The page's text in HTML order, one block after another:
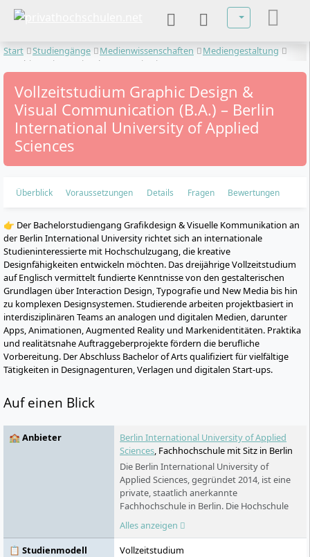
Sprache
Start Studiengänge Medienwissenschaften
Mediengestaltung
Graphic Design & Visual Communication
Vollzeitstudium Graphic Design &
Visual Communication (B.A.) – Berlin
International University of Applied
Sciences
Überblick Voraussetzungen Details Fragen Bewertungen
👉 Der Bachelorstudiengang Grafikdesign & Visuelle Kommunikation an
der Berlin International University richtet sich an internationale
Studieninteressierte mit Hochschulzugang, die kreative
Designfähigkeiten entwickeln möchten. Das dreijährige Vollzeitstudium
auf Englisch vermittelt fundierte Kenntnisse von den gestalterischen
Grundlagen über Interaction Design, Typografie und New Media bis hin
zu komplexen Designsystemen. Studierende arbeiten projektbasiert in
interdisziplinären Teams an analogen und digitalen Medien, darunter
Apps, Animationen, Augmented Reality und Markenidentitäten. Praktika
und realitätsnahe Auftraggeberprojekte fördern die berufliche
Vorbereitung. Der Abschluss Bachelor of Arts qualifiziert für vielfältige
Tätigkeiten in Designagenturen, Verlagen und digitalen Start-ups.
Auf einen Blick
🏫 Anbieter
Berlin International University of Applied
Sciences, Fachhochschule mit Sitz in Berlin
Die Berlin International University of
Applied Sciences, gegründet 2014, ist eine
private, staatlich anerkannte
Fachhochschule in Berlin. Die Hochschule
bietet englischsprachige Bachelor- und
Masterstudiengänge in Architektur, Design,
Wirtschaft und Data Science an. Sie zeichnet
Alles anzeigen
📋 Studienmodell
Vollzeitstudium